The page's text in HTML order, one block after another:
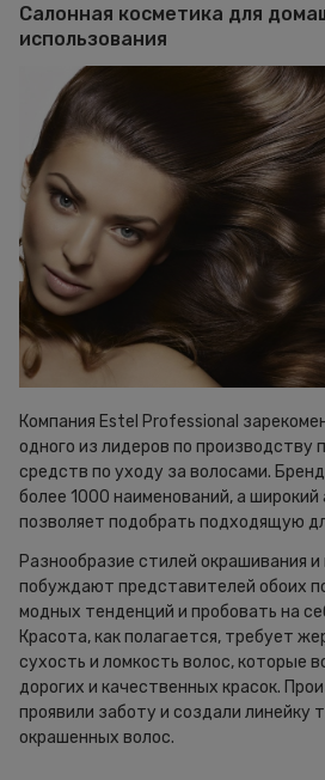
Салонная косметика для
использования
Компания Estel Professional
одного из лидеров по производству
средств по уходу за волосами.
более 1000 наименований, а
позволяет подобрать подходящую
Разнообразие стилей окрашивания и
побуждают представителей обоих
модных тенденций и пробовать на
Красота, как полагается, требует
сухость и ломкость волос, которые
дорогих и качественных красок.
проявили заботу и создали линейку
окрашенных волос.